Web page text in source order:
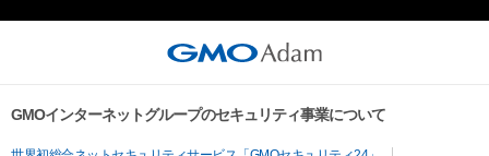
GMOインターネットグループのセキュリティ事業について